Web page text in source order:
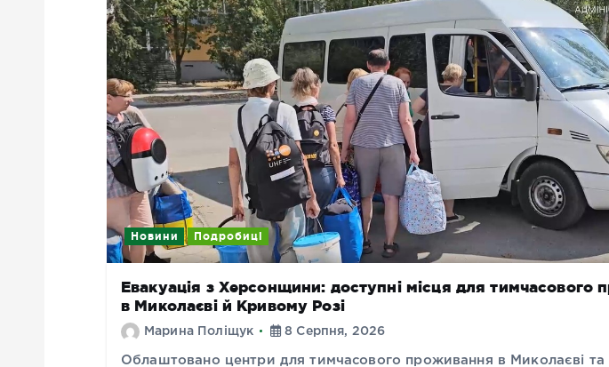
Новини Подробиці
Евакуація з Херсонщини: доступні місця для тимчасового
в Миколаєві й Кривому Розі
Марина Поліщук 8 Серпня, 2026
Облаштовано центри для тимчасового проживання в Миколаєві